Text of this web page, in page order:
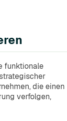
funktionale
die einen
verfolgen,